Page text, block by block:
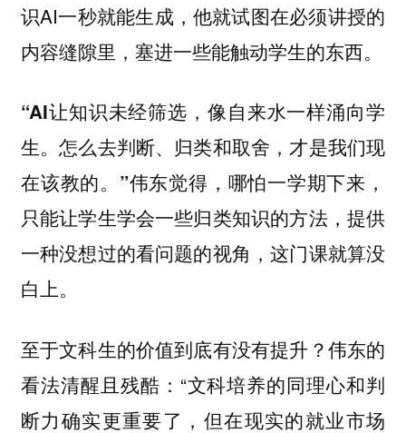
识AI一秒就能生成，他就试图在必须讲授的
内容缝隙里，塞进一些能触动学生的东西。
“AI让知识未经筛选，像自来水一样涌向学
生。怎么去判断、归类和取舍，才是我们现
在该教的。”伟东觉得，哪怕一学期下来，
只能让学生学会一些归类知识的方法，提供
一种没想过的看问题的视角，这门课就算没
白上。
至于文科生的价值到底有没有提升？伟东的
看法清醒且残酷：“文科培养的同理心和判
断力确实更重要了，但在现实的就业市场